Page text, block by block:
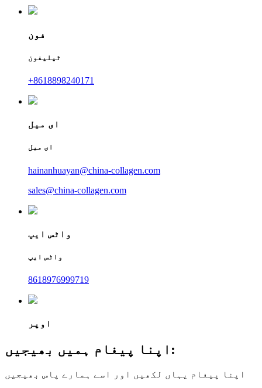
فون
ٹیلیفون
+8618898240171
ای میل
ای میل
hainanhuayan@china-collagen.com
sales@china-collagen.com
واٹس ایپ
واٹس ایپ
8618976999719
اوپر
اپنا پیغام ہمیں بھیجیں:
اپنا پیغام یہاں لکھیں اور اسے ہمارے پاس بھیجیں